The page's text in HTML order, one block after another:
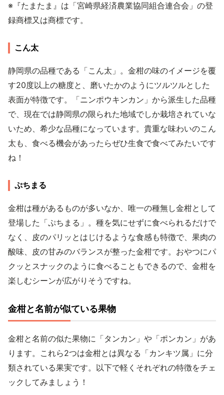
※『たまたま』は「宮崎県経済農業協同組合連合会」の登
録商標又は商標です。
こん太
静岡県の品種である「こん太」。金柑の味のイメージを覆
す20度以上の糖度と、磨いたかのようにツルツルとした
表面が特徴です。「ニンポウキンカン」から派生した品種
で、現在では静岡県の限られた地域でしか栽培されていな
いため、希少な品種になっています。貴重な味わいのこん
太も、食べる機会があったらぜひ生食で食べてみたいです
ね！
ぷちまる
金柑は種があるものが多いなか、唯一の種無し金柑として
登場した「ぷちまる」。種を気にせずに食べられるだけで
なく、皮のパリッとはじけるような食感も特徴で、果肉の
酸味、皮の甘みのバランスが整った金柑です。おやつにパ
クッとスナックのように食べることもできるので、金柑を
楽しむシーンが広がりそうですね。
金柑と名前が似ている果物
金柑と名前の似た果物に「タンカン」や「ポンカン」があ
ります。これら2つは金柑とは異なる「カンキツ属」に分
類されている果実です。以下で軽くそれぞれの特徴をチェ
ックしてみましょう！